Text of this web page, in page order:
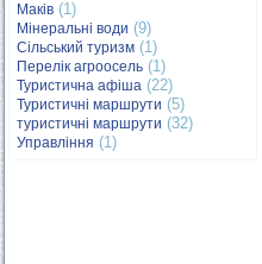
Маків (1)
Мінеральні води (9)
Сільський туризм (1)
Перелік агроосель (1)
Туристична афіша (22)
Туристичні маршрути (5)
туристичні маршрути (32)
Управління (1)